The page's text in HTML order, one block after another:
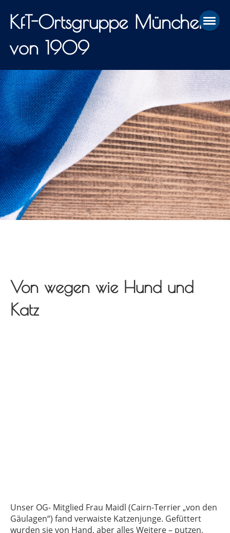
KfT-Ortsgruppe München
von 1909
Von wegen wie Hund und
Katz
Unser OG- Mitglied Frau Maidl (Cairn-Terrier „von den
Gäulagen“) fand verwaiste Katzenjunge. Gefüttert
wurden sie von Hand, aber alles Weitere – putzen,